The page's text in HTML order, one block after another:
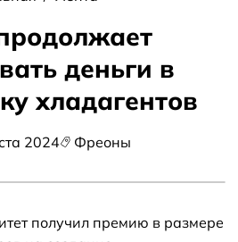
деньги в
хладагентов
2024 Фреоны
получил премию в размере